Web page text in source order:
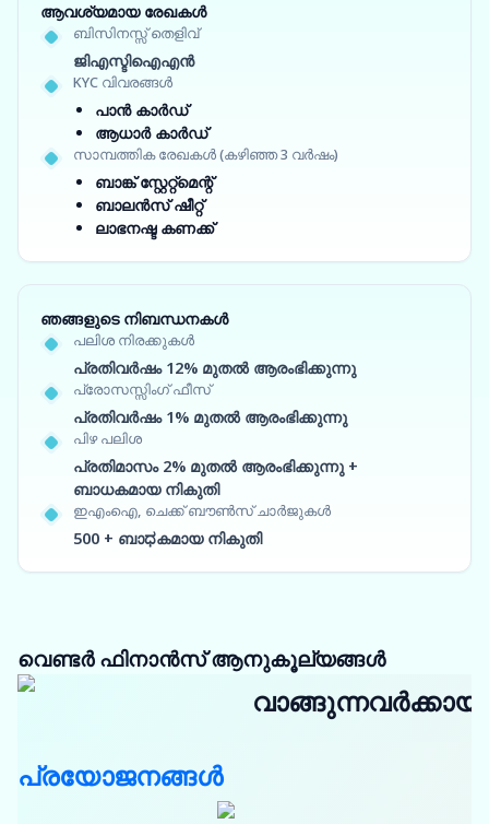
ആവശ്യമായ രേഖകൾ
ബിസിനസ്സ് തെളിവ്
ജിഎസ്ടിഐഎൻ
KYC വിവരങ്ങൾ
പാൻ കാർഡ്
ആധാർ കാർഡ്
സാമ്പത്തിക രേഖകൾ (കഴിഞ്ഞ 3 വർഷം)
ബാങ്ക് സ്റ്റേറ്റ്‌മെന്റ്
ബാലൻസ് ഷീറ്റ്
ലാഭനഷ്ട കണക്ക്
ഞങ്ങളുടെ നിബന്ധനകൾ
പലിശ നിരക്കുകൾ
പ്രതിവർഷം 12% മുതൽ ആരംഭിക്കുന്നു
പ്രോസസ്സിംഗ് ഫീസ്
പ്രതിവർഷം 1% മുതൽ ആരംഭിക്കുന്നു
പിഴ പലിശ
പ്രതിമാസം 2% മുതൽ ആരംഭിക്കുന്നു +
ബാധകമായ നികുതി
ഇഎംഐ, ചെക്ക് ബൗൺസ് ചാർജുകൾ
500 + ബാಧകമായ നികുതി
വെണ്ടർ ഫിനാൻസ് ആനുകൂല്യങ്ങൾ
വാങ്ങുന്നവർക്കായി
പ്രയോജനങ്ങൾ